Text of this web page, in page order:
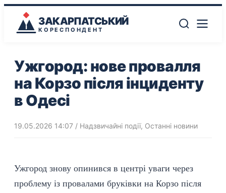
ЗАКАРПАТСЬКИЙ
КОРЕСПОНДЕНТ
Ужгород: нове провалля
на Корзо після інциденту
в Одесі
19.05.2026 14:07 / Надзвичайні події, Останні новини
Ужгород знову опинився в центрі уваги через
проблему із провалами бруківки на Корзо після